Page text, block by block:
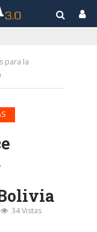
para la
34 Vistas